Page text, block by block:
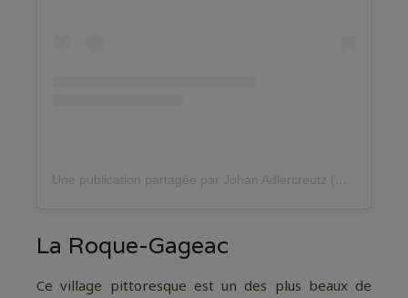
La Roque-Gageac
Ce village pittoresque est un des plus beaux de